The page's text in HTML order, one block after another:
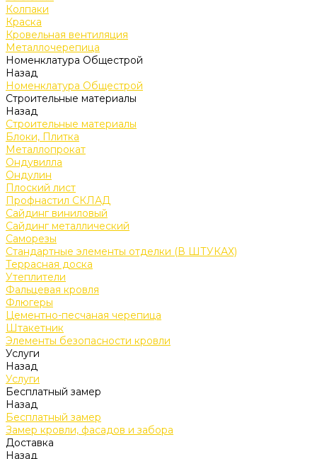
Колпаки
Краска
Кровельная вентиляция
Металлочерепица
Номенклатура Общестрой
Назад
Номенклатура Общестрой
Строительные материалы
Назад
Строительные материалы
Блоки, Плитка
Металлопрокат
Ондувилла
Ондулин
Плоский лист
Профнастил СКЛАД
Сайдинг виниловый
Сайдинг металлический
Саморезы
Стандартные элементы отделки (В ШТУКАХ)
Террасная доска
Утеплители
Фальцевая кровля
Флюгеры
Цементно-песчаная черепица
Штакетник
Элементы безопасности кровли
Услуги
Назад
Услуги
Бесплатный замер
Назад
Бесплатный замер
Замер кровли, фасадов и забора
Доставка
Назад